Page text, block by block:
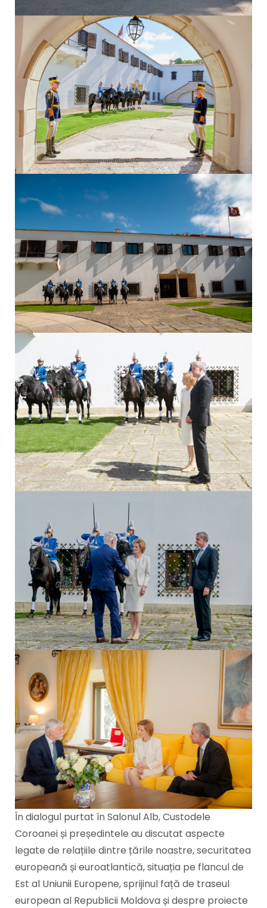
În dialogul purtat în Salonul Alb, Custodele
Coroanei și președintele au discutat aspecte
legate de relațiile dintre țările noastre, securitatea
europeană și euroatlantică, situația pe flancul de
Est al Uniunii Europene, sprijinul față de traseul
european al Republicii Moldova și despre proiecte